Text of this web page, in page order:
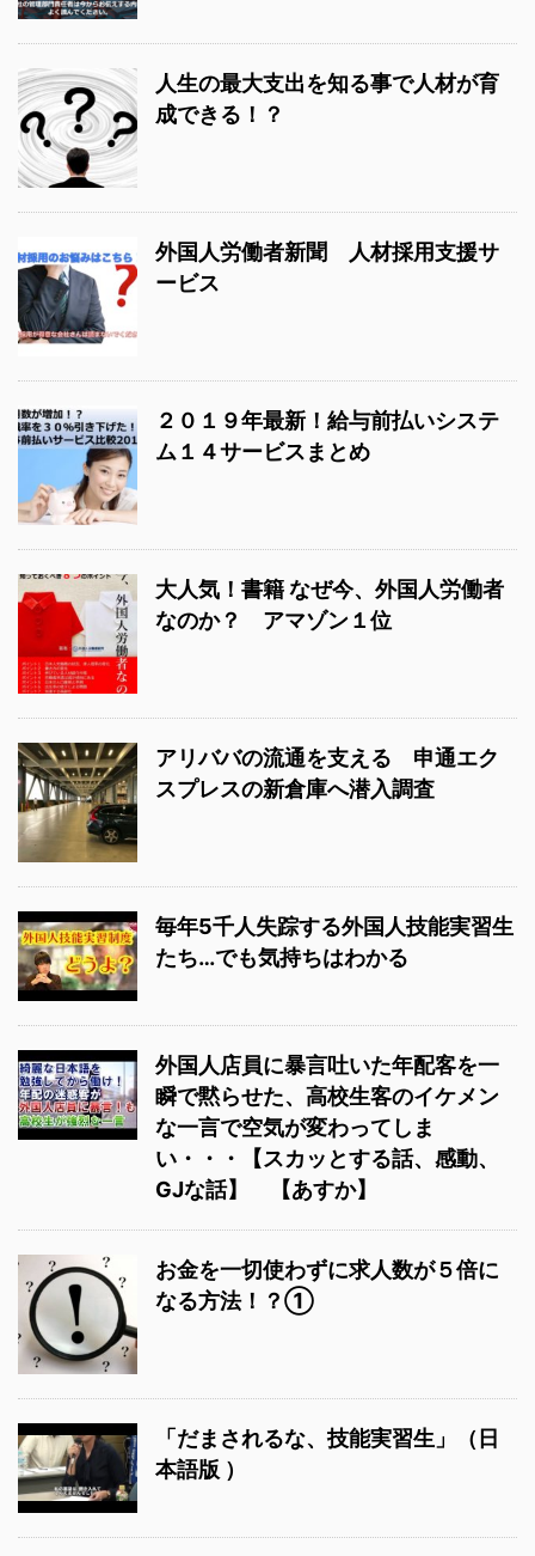
人生の最大支出を知る事で人材が育
成できる！？
外国人労働者新聞 人材採用支援サ
ービス
２０１９年最新！給与前払いシステ
ム１４サービスまとめ
大人気！書籍 なぜ今、外国人労働者
なのか？ アマゾン１位
アリババの流通を支える 申通エク
スプレスの新倉庫へ潜入調査
毎年5千人失踪する外国人技能実習生
たち…でも気持ちはわかる
外国人店員に暴言吐いた年配客を一
瞬で黙らせた、高校生客のイケメン
な一言で空気が変わってしま
い・・・【スカッとする話、感動、
GJな話】 【あすか】
お金を一切使わずに求人数が５倍に
なる方法！？①
「だまされるな、技能実習生」（日
本語版 ）